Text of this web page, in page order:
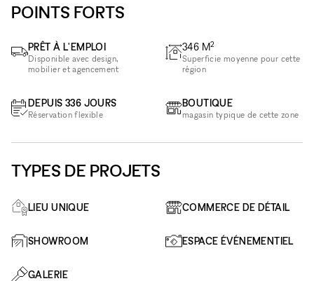
POINTS FORTS
PRÊT À L'EMPLOI
Disponible avec design,
mobilier et agencement
DEPUIS 336 JOURS
Réservation flexible
346 M2
Superficie moyenne pour cette
région
BOUTIQUE
magasin typique de cette zone
TYPES DE PROJETS
LIEU UNIQUE COMMERCE DE DÉTAIL
SHOWROOM ESPACE ÉVÉNEMENTIEL
GALERIE